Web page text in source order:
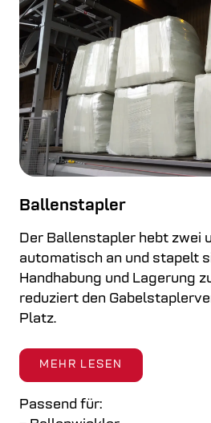
Ballenstapler
Der Ballenstapler hebt zwei
automatisch an und stapelt
Handhabung und Lagerung
reduziert den
Platz.
MEHR LESEN
Passend für: